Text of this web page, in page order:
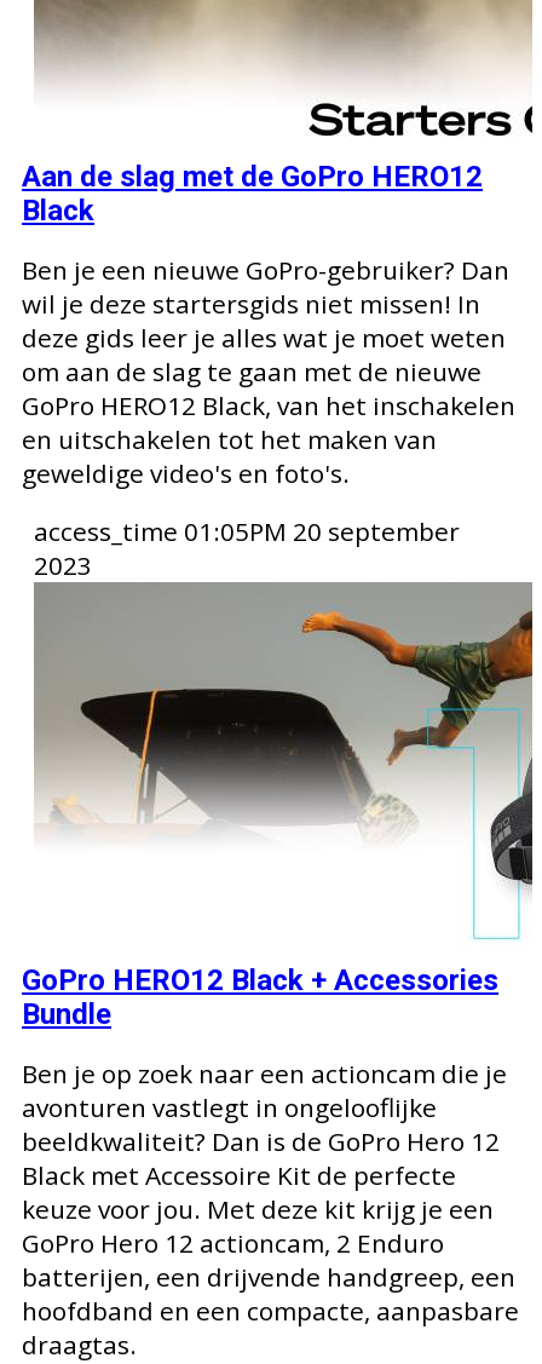
Aan de slag met de GoPro HERO12
Black
Ben je een nieuwe GoPro-gebruiker? Dan
wil je deze startersgids niet missen! In
deze gids leer je alles wat je moet weten
om aan de slag te gaan met de nieuwe
GoPro HERO12 Black, van het inschakelen
en uitschakelen tot het maken van
geweldige video's en foto's.
access_time 01:05PM 20 september
2023
GoPro HERO12 Black + Accessories
Bundle
Ben je op zoek naar een actioncam die je
avonturen vastlegt in ongelooflijke
beeldkwaliteit? Dan is de GoPro Hero 12
Black met Accessoire Kit de perfecte
keuze voor jou. Met deze kit krijg je een
GoPro Hero 12 actioncam, 2 Enduro
batterijen, een drijvende handgreep, een
hoofdband en een compacte, aanpasbare
draagtas.